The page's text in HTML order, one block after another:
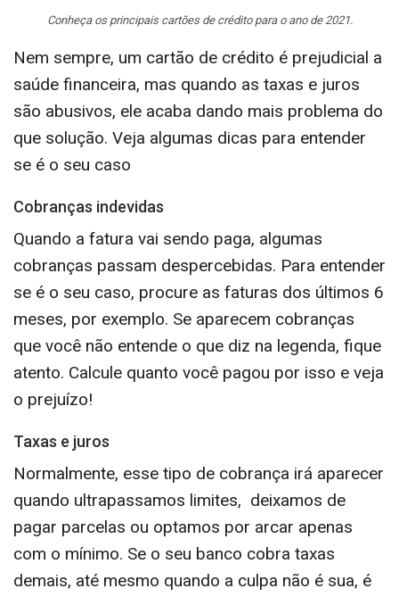
Conheça os principais cartões de crédito para o ano de 2021.
Nem sempre, um cartão de crédito é prejudicial a
saúde financeira, mas quando as taxas e juros
são abusivos, ele acaba dando mais problema do
que solução. Veja algumas dicas para entender
se é o seu caso
Cobranças indevidas
Quando a fatura vai sendo paga, algumas
cobranças passam despercebidas. Para entender
se é o seu caso, procure as faturas dos últimos 6
meses, por exemplo. Se aparecem cobranças
que você não entende o que diz na legenda, fique
atento. Calcule quanto você pagou por isso e veja
o prejuízo!
Taxas e juros
Normalmente, esse tipo de cobrança irá aparecer
quando ultrapassamos limites, deixamos de
pagar parcelas ou optamos por arcar apenas
com o mínimo. Se o seu banco cobra taxas
demais, até mesmo quando a culpa não é sua, é